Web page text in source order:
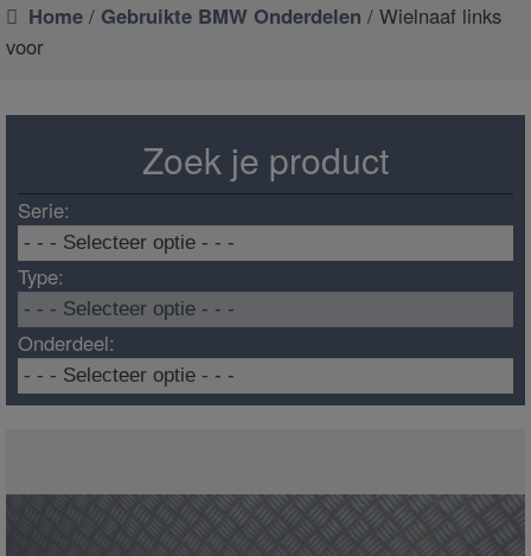
Home / Gebruikte BMW Onderdelen / Wielnaaf links
voor
Zoek je product
Serie:
Type:
Onderdeel: